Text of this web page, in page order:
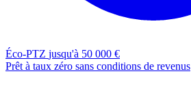
Éco-PTZ jusqu'à 50 000 €
Prêt à taux zéro sans conditions de revenus